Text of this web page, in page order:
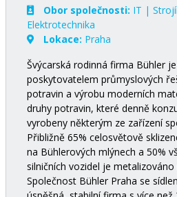
Obor společnosti: IT |
Elektrotechnika
Lokace: Praha
Švýcarská rodinná firma Bühler
poskytovatelem průmyslových
potravin a výrobu moderních
druhy potravin, které denně
vyrobeny některým ze zařízení
Přibližně 65% celosvětově
na Bühlerových mlýnech a 50%
silničních vozidel je
Společnost Bühler Praha se